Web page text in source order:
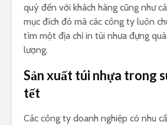
quý đến với khách hàng cũng như
mục đích đó mà các công ty luôn
tìm một địa chỉ in túi nhưa đựng
lượng.
Sản xuất túi nhựa trong
tết
Các công ty doanh nghiệp có nhu